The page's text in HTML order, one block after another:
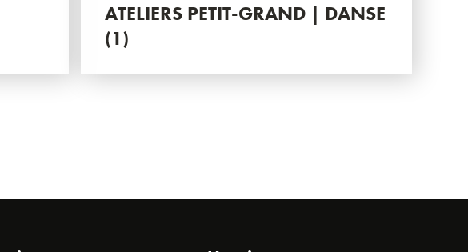
ATELIERS PETIT-GRAND | DANSE
(1)